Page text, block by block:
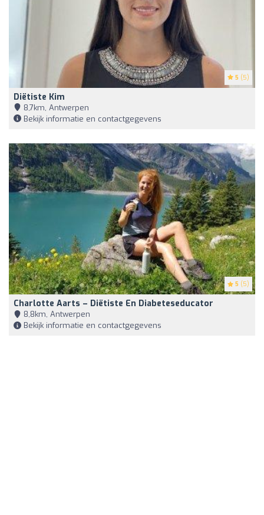
5 (5)
Diëtiste Kim
8,7km, Antwerpen
Bekijk informatie en contactgegevens
5 (5)
Charlotte Aarts – Diëtiste En Diabeteseducator
8,8km, Antwerpen
Bekijk informatie en contactgegevens